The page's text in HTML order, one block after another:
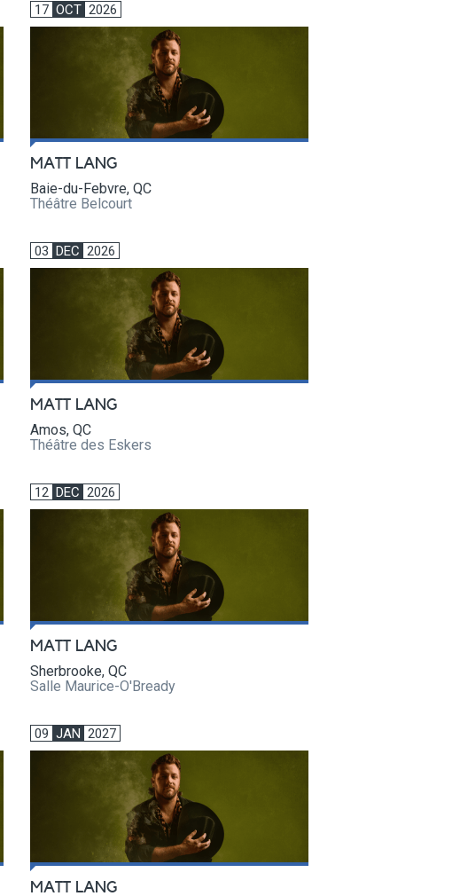
17 OCT 2026
MATT LANG
Baie-du-Febvre, QC
Théâtre Belcourt
03 DEC 2026
MATT LANG
Amos, QC
Théâtre des Eskers
12 DEC 2026
MATT LANG
Sherbrooke, QC
Salle Maurice-O'Bready
09 JAN 2027
MATT LANG